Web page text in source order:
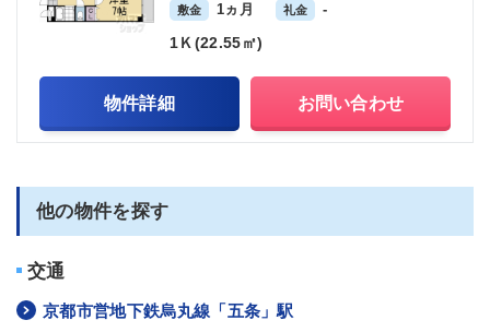
敷金 1ヵ月 礼金 -
1Ｋ(22.55㎡)
物件詳細 お問い合わせ
他の物件を探す
交通
京都市営地下鉄烏丸線「五条」駅